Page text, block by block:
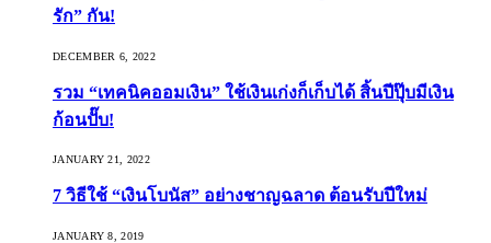
รัก” กัน!
DECEMBER 6, 2022
รวม “เทคนิคออมเงิน” ใช้เงินเก่งก็เก็บได้ สิ้นปีปุ๊บมีเงิน
ก้อนปั๊บ!
JANUARY 21, 2022
7 วิธีใช้ “เงินโบนัส” อย่างชาญฉลาด ต้อนรับปีใหม่
JANUARY 8, 2019